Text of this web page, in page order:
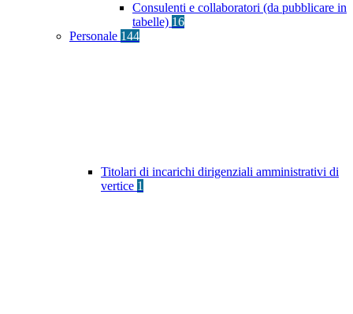
Consulenti e collaboratori (da pubblicare in
tabelle) 16
Personale 144
Titolari di incarichi dirigenziali amministrativi di
vertice 1